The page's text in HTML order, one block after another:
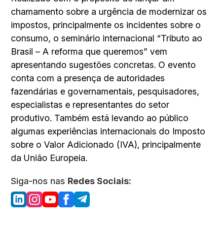
chamamento sobre a urgência de modernizar os
impostos, principalmente os incidentes sobre o
consumo, o seminário internacional “Tributo ao
Brasil – A reforma que queremos” vem
apresentando sugestões concretas. O evento
conta com a presença de autoridades
fazendárias e governamentais, pesquisadores,
especialistas e representantes do setor
produtivo. Também está levando ao público
algumas experiências internacionais do Imposto
sobre o Valor Adicionado (IVA), principalmente
da União Europeia.
Siga-nos nas Redes Sociais: